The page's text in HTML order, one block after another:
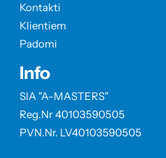
Kontakti
Klientiem
Padomi
Info
SIA "A-MASTERS"
Reg.Nr 40103590505
PVN.Nr. LV40103590505